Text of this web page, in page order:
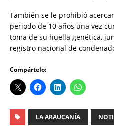
También se le prohibió
periodo de 10 años una vez
toma de su huella genética,
registro nacional de
Compártelo:
LA ARAUCANÍA